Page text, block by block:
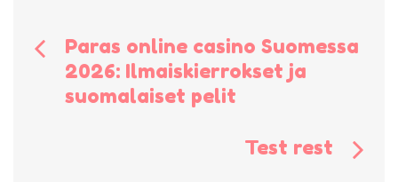
Bericht
navigatie
Paras online casino Suomessa
2026: Ilmaiskierrokset ja
suomalaiset pelit
Test rest